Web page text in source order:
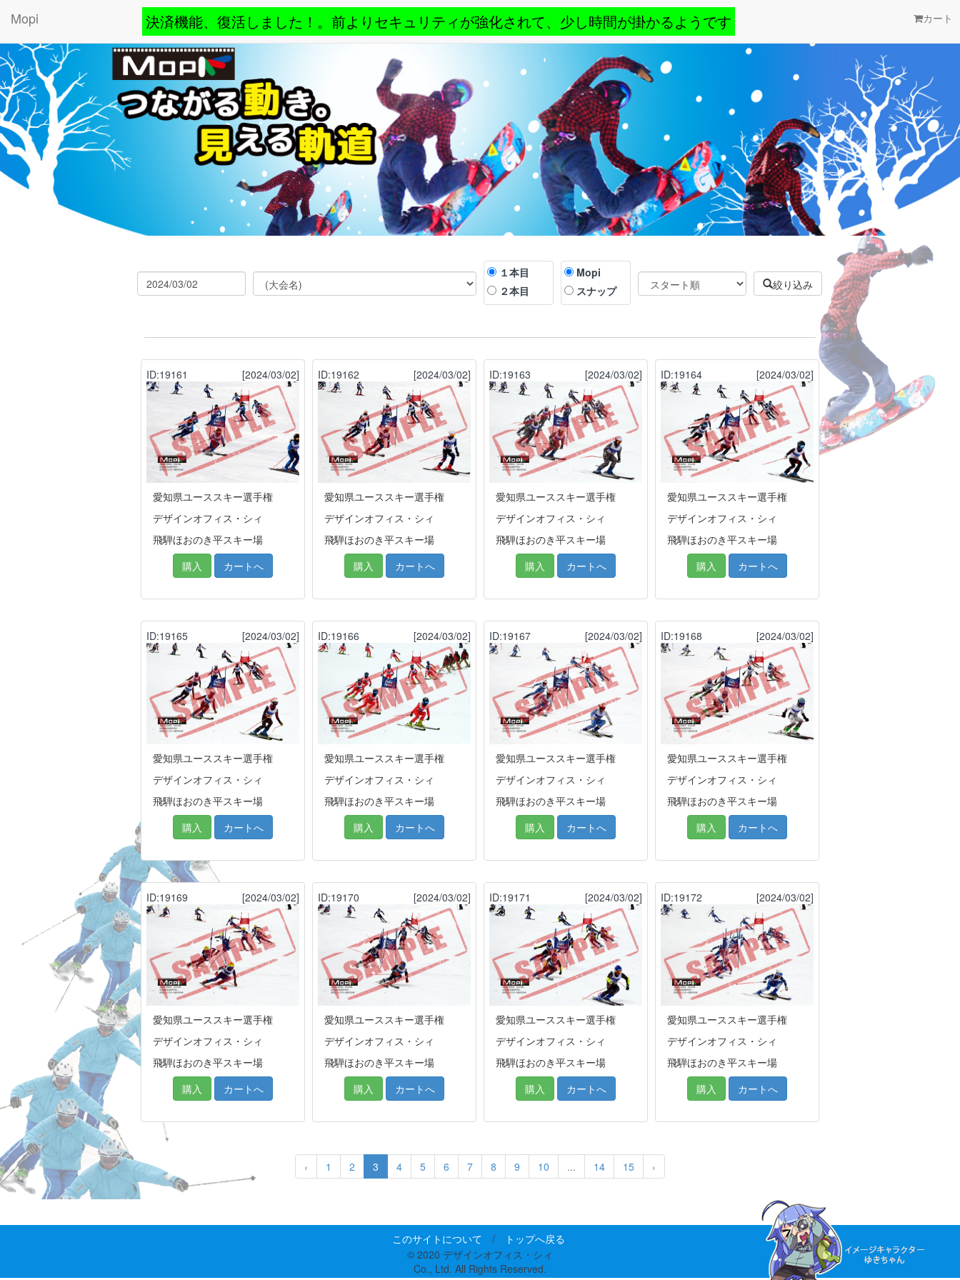
Mopi 決済機能、復活しました！。前よりセキュリティが強化されて、少し時間が掛かるようです カート
１本目
２本目
Mopi
スナップ
絞り込み
ID:19161 [2024/03/02]
愛知県ユーススキー選手権
デザインオフィス・シィ
飛騨ほおのき平スキー場
購入
カートへ
ID:19162 [2024/03/02]
愛知県ユーススキー選手権
デザインオフィス・シィ
飛騨ほおのき平スキー場
購入
カートへ
ID:19163 [2024/03/02]
愛知県ユーススキー選手権
デザインオフィス・シィ
飛騨ほおのき平スキー場
購入
カートへ
ID:19164 [2024/03/02]
愛知県ユーススキー選手権
デザインオフィス・シィ
飛騨ほおのき平スキー場
購入
カートへ
ID:19165 [2024/03/02]
愛知県ユーススキー選手権
デザインオフィス・シィ
飛騨ほおのき平スキー場
購入
カートへ
ID:19166 [2024/03/02]
愛知県ユーススキー選手権
デザインオフィス・シィ
飛騨ほおのき平スキー場
購入
カートへ
ID:19167 [2024/03/02]
愛知県ユーススキー選手権
デザインオフィス・シィ
飛騨ほおのき平スキー場
購入
カートへ
ID:19168 [2024/03/02]
愛知県ユーススキー選手権
デザインオフィス・シィ
飛騨ほおのき平スキー場
購入
カートへ
ID:19169 [2024/03/02]
愛知県ユーススキー選手権
デザインオフィス・シィ
飛騨ほおのき平スキー場
購入
カートへ
ID:19170 [2024/03/02]
愛知県ユーススキー選手権
デザインオフィス・シィ
飛騨ほおのき平スキー場
購入
カートへ
ID:19171 [2024/03/02]
愛知県ユーススキー選手権
デザインオフィス・シィ
飛騨ほおのき平スキー場
購入
カートへ
ID:19172 [2024/03/02]
愛知県ユーススキー選手権
デザインオフィス・シィ
飛騨ほおのき平スキー場
購入
カートへ
‹ 1 2 3 4 5 6 7 8 9 10 ... 14 15 ›
このサイトについて /
トップへ戻る
© 2020 デザインオフィス・シィ
Co., Ltd. All Rights Reserved.